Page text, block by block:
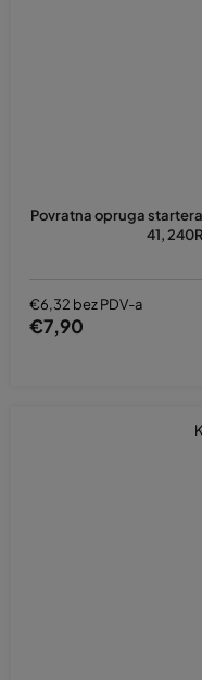
Povratna opruga startera
41,
€6,32 bez PDV-a
€7,90